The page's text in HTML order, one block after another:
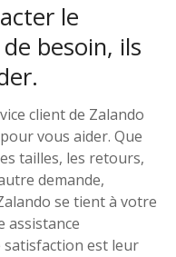
le
besoin, ils
client de Zalando
vous aider. Que
tailles, les retours,
demande,
se tient à votre
assistance
satisfaction est leur